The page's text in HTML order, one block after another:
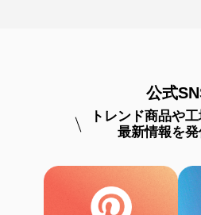
公式
トレンド商品や
最新情報を発